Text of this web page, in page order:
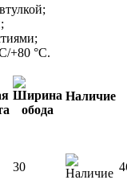
+80 °С.
Наличие
30